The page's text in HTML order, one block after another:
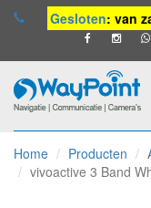
Gesloten: van
-
naar
homepage
Home Producten
vivoactive 3 Band